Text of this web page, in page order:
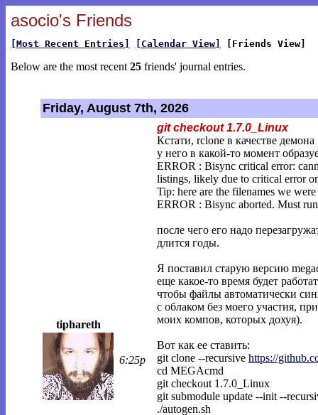
asocio's Friends
[Most Recent Entries] [Calendar View] [Friends View]
Below are the most recent 25 friends' journal entries.
Friday, August 7th, 2026
tiphareth
6:25p
git checkout 1.7.0_Linux
Кстати, rclone в качестве
у него в какой-то момент
ERROR : Bisync critical error:
listings, likely due to critical error
Tip: here are the filenames we
ERROR : Bisync aborted. Must
после чего его надо
длится годы.
Я поставил старую версию
еще какое-то время будет
чтобы файлы автоматически
с облаком без моего участия,
моих компов, которых дохуя).
Вот как ее ставить:
git clone --recursive https://
cd MEGAcmd
git checkout 1.7.0_Linux
git submodule update --init --
./autogen.sh